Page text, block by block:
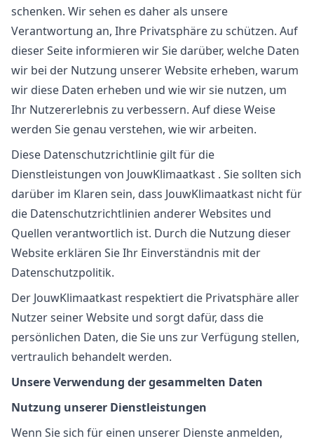
schenken. Wir sehen es daher als unsere
Verantwortung an, Ihre Privatsphäre zu schützen. Auf
dieser Seite informieren wir Sie darüber, welche Daten
wir bei der Nutzung unserer Website erheben, warum
wir diese Daten erheben und wie wir sie nutzen, um
Ihr Nutzererlebnis zu verbessern. Auf diese Weise
werden Sie genau verstehen, wie wir arbeiten.
Diese Datenschutzrichtlinie gilt für die
Dienstleistungen von JouwKlimaatkast . Sie sollten sich
darüber im Klaren sein, dass JouwKlimaatkast nicht für
die Datenschutzrichtlinien anderer Websites und
Quellen verantwortlich ist. Durch die Nutzung dieser
Website erklären Sie Ihr Einverständnis mit der
Datenschutzpolitik.
Der JouwKlimaatkast respektiert die Privatsphäre aller
Nutzer seiner Website und sorgt dafür, dass die
persönlichen Daten, die Sie uns zur Verfügung stellen,
vertraulich behandelt werden.
Unsere Verwendung der gesammelten Daten
Nutzung unserer Dienstleistungen
Wenn Sie sich für einen unserer Dienste anmelden,